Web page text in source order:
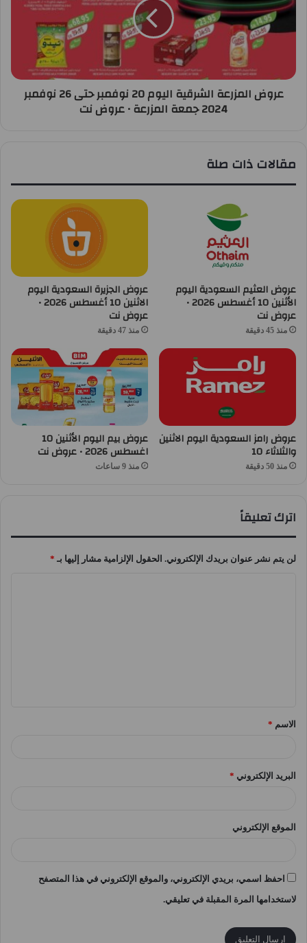
عروض المزرعة الشرقية اليوم 20 نوفمبر حتى 26 نوفمبر
2024 جمعة المزرعة • عروض نت
مقالات ذات صلة
عروض العثيم السعودية اليوم
الأثنين 10 أغسطس 2026 •
عروض نت
منذ 45 دقيقة
عروض الجزيرة السعودية اليوم
الاثنين 10 أغسطس 2026 •
عروض نت
منذ 47 دقيقة
عروض رامز السعودية اليوم الاثنين
والثلاثاء 10
منذ 50 دقيقة
عروض بيم اليوم الأثنين 10
اغسطس 2026 • عروض نت
منذ 9 ساعات
اترك تعليقاً
لن يتم نشر عنوان بريدك الإلكتروني. الحقول الإلزامية مشار إليها بـ *
*الاسم *
البريد الإلكتروني *
الموقع الإلكتروني
احفظ اسمي، بريدي الإلكتروني، والموقع الإلكتروني في هذا المتصفح
لاستخدامها المرة المقبلة في تعليقي.